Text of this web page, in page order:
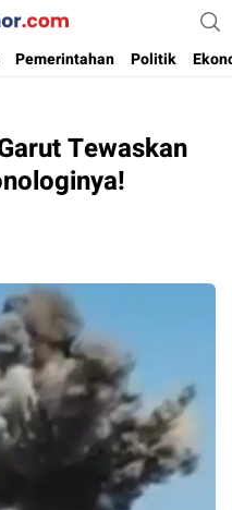
Ternyohor
Pemerintahan Politik
Tewaskan